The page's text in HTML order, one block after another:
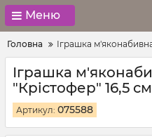
Меню
Головна Іграшка
Іграшка
"Крістофер" 16,5 см
Артикул: 075588